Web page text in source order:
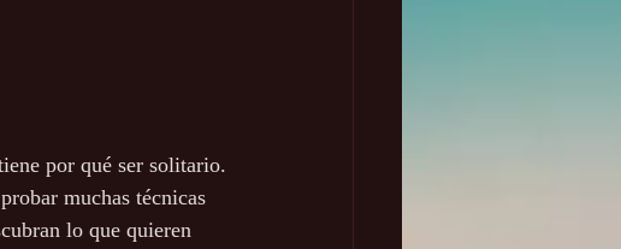
por qué ser solitario.
muchas técnicas
lo que quieren